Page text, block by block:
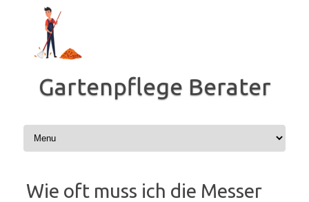
springen
Gartenpflege Berater
Wie oft muss ich die Messer